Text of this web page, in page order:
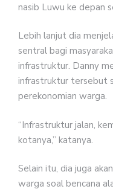
nasib Luwu ke depan
Lebih lanjut dia
sentral bagi
infrastruktur. Danny
infrastruktur tersebut
perekonomian warga.
“Infrastruktur jalan,
kotanya,” katanya.
Selain itu, dia juga
warga soal bencana